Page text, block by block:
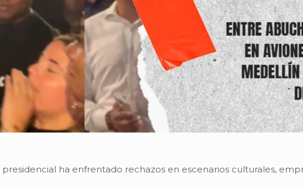
ha enfrentado rechazos en escenarios culturales,